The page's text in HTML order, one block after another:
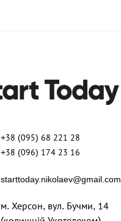
+38 (095) 68 221 28
+38 (096) 174 23 16
starttoday.nikolaev@gmail.com
м. Херсон, вул. Бучми, 14